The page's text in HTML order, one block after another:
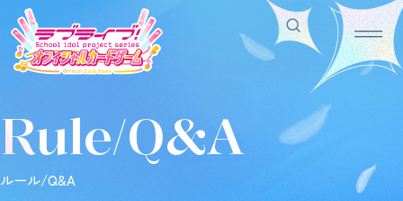
Home
ホーム
For Beginners
はじめての方へ
Rule/Q&A
ルール/Q&A
News
Rule/Q&A
ルール/Q&A